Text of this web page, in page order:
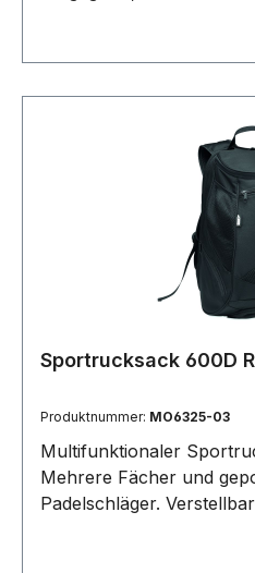
Sportrucksack 600D
Produktnummer: MO6325-03
Multifunktionaler
Mehrere Fächer und
Padelschläger.